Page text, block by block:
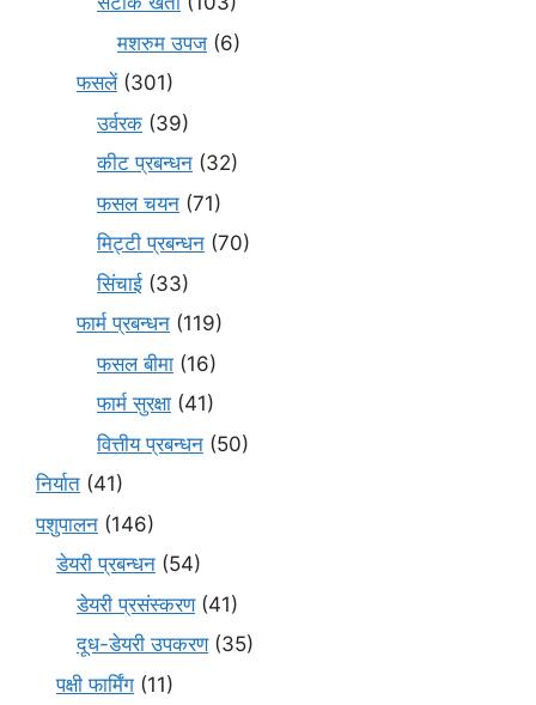
मशरुम उपज (6)
फसलें(301)
उर्वरक (39)
कीट प्रबन्धन (32)
फसल चयन (71)
मि‌ट्टी प्रबन्धन (70)
सिंचाई (33)
फार्म प्रबन्धन (119)
फसल बीमा (16)
फार्म सुरक्षा (41)
वित्तीय प्रबन्धन (50)
निर्यात (41)
पशुपालन (146)
डेयरी प्रबन्धन (54)
डेयरी प्रसंस्करण(41)
दूध-डेयरी उपकरण(35)
पक्षी फार्मिंग (11)